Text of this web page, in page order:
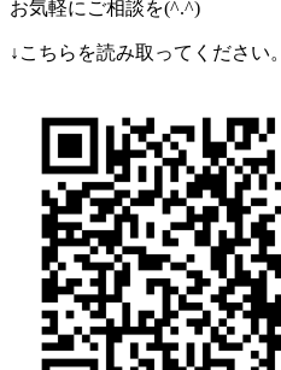
お気軽にご相談を(^.^)
↓こちらを読み取ってください。